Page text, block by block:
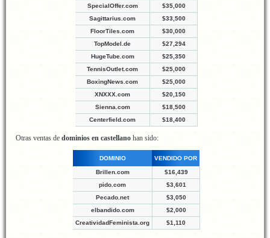
SpecialOffer.com
$35,000
Sagittarius.com
$33,500
FloorTiles.com
$30,000
TopModel.de
$27,294
HugeTube.com
$25,350
TennisOutlet.com
$25,000
BoxingNews.com
$25,000
XNXXX.com
$20,150
Sienna.com
$18,500
Centerfield.com
$18,400
Otras ventas de dominios en castellano han sido:
DOMINIO VENDIDO POR
Brillen.com
$16,439
pido.com
$3,601
Pecado.net
$3,050
elbandido.com
$2,000
CreatividadFeminista.org
$1,110